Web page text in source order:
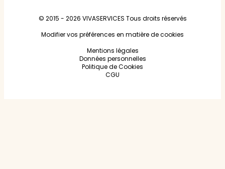
© 2015 - 2026 VIVASERVICES Tous droits réservés
Modifier vos préférences en matière de cookies
Mentions légales
Données personnelles
Politique de Cookies
CGU